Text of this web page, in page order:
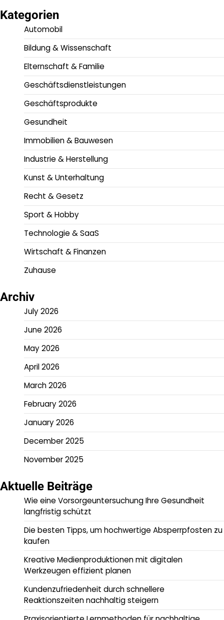
Kategorien
Automobil
Bildung & Wissenschaft
Elternschaft & Familie
Geschäftsdienstleistungen
Geschäftsprodukte
Gesundheit
Immobilien & Bauwesen
Industrie & Herstellung
Kunst & Unterhaltung
Recht & Gesetz
Sport & Hobby
Technologie & SaaS
Wirtschaft & Finanzen
Zuhause
Archiv
July 2026
June 2026
May 2026
April 2026
March 2026
February 2026
January 2026
December 2025
November 2025
Aktuelle Beiträge
Wie eine Vorsorgeuntersuchung Ihre Gesundheit
langfristig schützt
Die besten Tipps, um hochwertige Absperrpfosten zu
kaufen
Kreative Medienproduktionen mit digitalen
Werkzeugen effizient planen
Kundenzufriedenheit durch schnellere
Reaktionszeiten nachhaltig steigern